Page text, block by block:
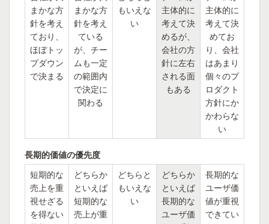
まかな方
針を考え
ており、
ほぼトッ
プダウン
で決まる
まかな方
針を考え
ている
が、チー
ムも一定
の範囲内
で決定に
関わる
もいえな
い
主体的に
考えて決
めるが、
会社の方
針に左右
される面
もある
主体的に
考えて決
めてお
り、会社
はあまり
個々のプ
ロダクト
方針にか
かわらな
い
長期的価値の優先度
短期的な
売上を重
視せざる
を得ない
どちらか
といえば
短期的な
売上が重
どちらと
もいえな
い
どちらか
といえば
長期的な
ユーザ価
長期的な
ユーザ価
値が重視
できてい